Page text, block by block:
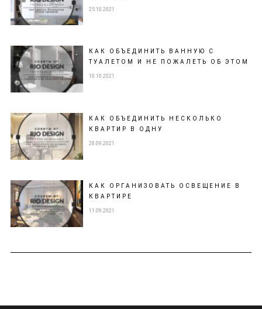
25.10.2021
КАК ОБЪЕДИНИТЬ ВАННУЮ С
ТУАЛЕТОМ И НЕ ПОЖАЛЕТЬ ОБ ЭТОМ
10.10.2021
КАК ОБЪЕДИНИТЬ НЕСКОЛЬКО
КВАРТИР В ОДНУ
28.09.2021
КАК ОРГАНИЗОВАТЬ ОСВЕЩЕНИЕ В
КВАРТИРЕ
11.09.2021